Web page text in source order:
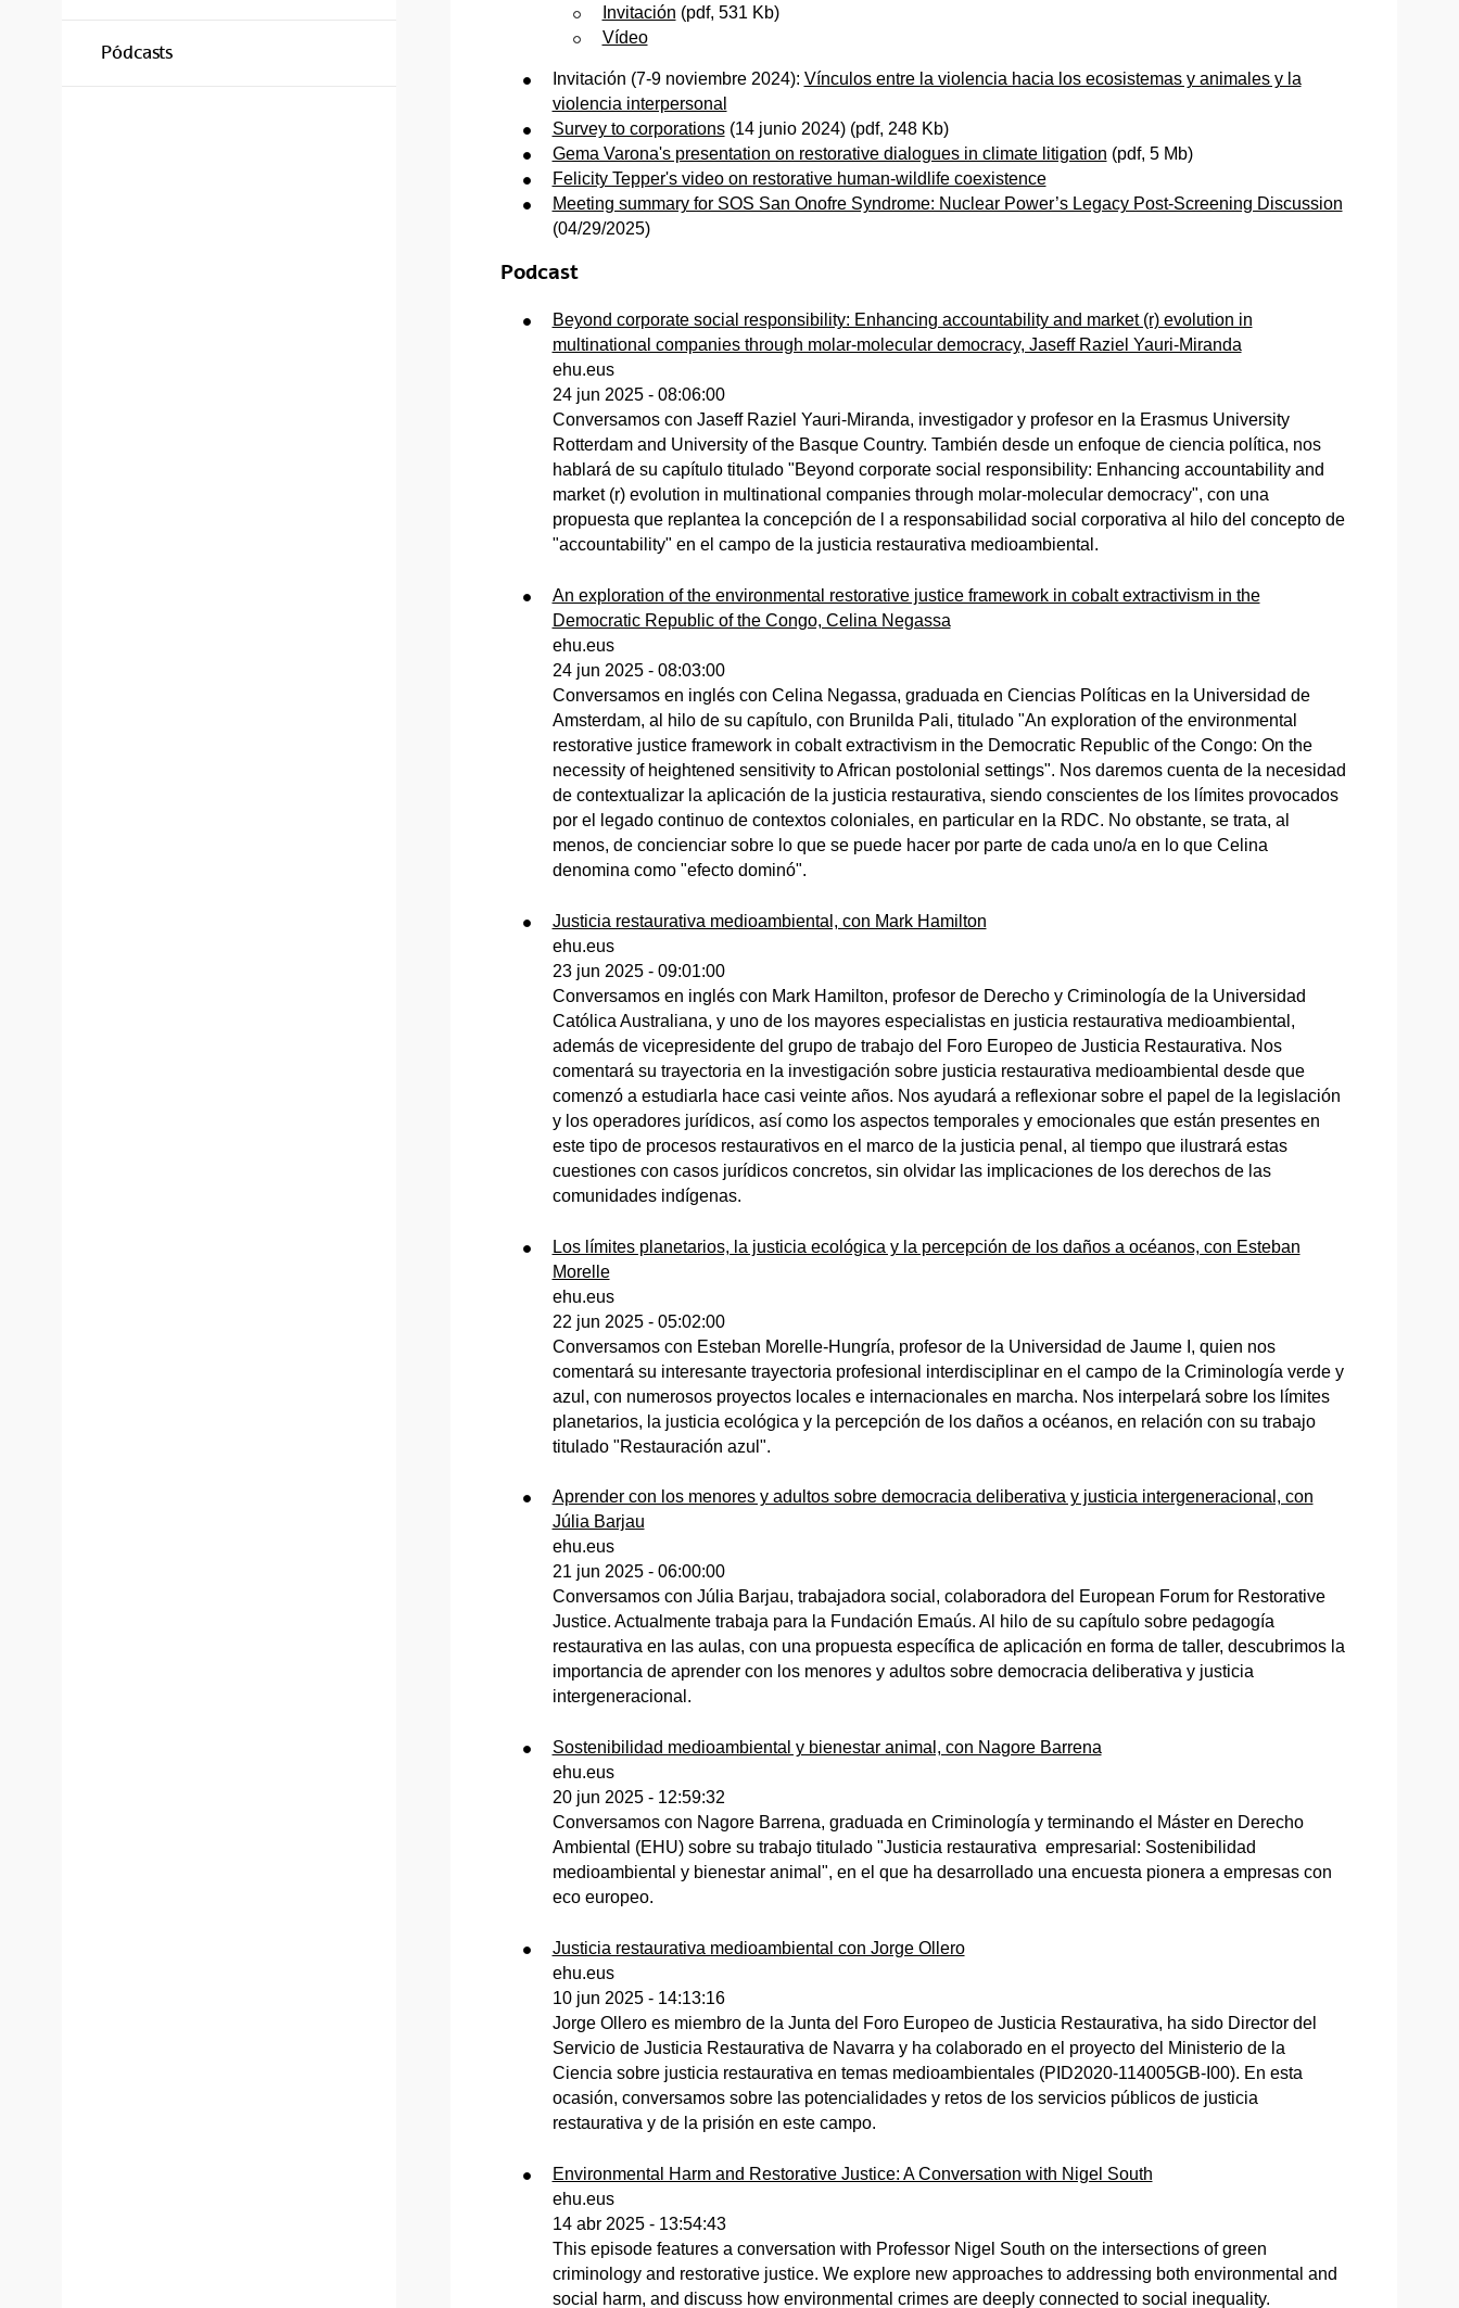
Pódcasts
Invitación (pdf, 531 Kb)
Vídeo
Invitación (7-9 noviembre 2024): Vínculos entre la violencia hacia los ecosistemas y animales y la
violencia interpersonal
Survey to corporations(14 junio 2024) (pdf, 248 Kb)
Gema Varona's presentation on restorative dialogues in climate litigation (pdf, 5 Mb)
Felicity Tepper's video on restorative human-wildlife coexistence
Meeting summary for SOS San Onofre Syndrome: Nuclear Power’s Legacy Post-Screening Discussion
(04/29/2025)
Podcast
Beyond corporate social responsibility: Enhancing accountability and market (r) evolution in
multinational companies through molar-molecular democracy, Jaseff Raziel Yauri-Miranda
ehu.eus
24 jun 2025 - 08:06:00
Conversamos con Jaseff Raziel Yauri-Miranda, investigador y profesor en la Erasmus University
Rotterdam and University of the Basque Country. También desde un enfoque de ciencia política, nos
hablará de su capítulo titulado "Beyond corporate social responsibility: Enhancing accountability and
market (r) evolution in multinational companies through molar-molecular democracy", con una
propuesta que replantea la concepción de l a responsabilidad social corporativa al hilo del concepto de
"accountability" en el campo de la justicia restaurativa medioambiental.
An exploration of the environmental restorative justice framework in cobalt extractivism in the
Democratic Republic of the Congo, Celina Negassa
ehu.eus
24 jun 2025 - 08:03:00
Conversamos en inglés con Celina Negassa, graduada en Ciencias Políticas en la Universidad de
Amsterdam, al hilo de su capítulo, con Brunilda Pali, titulado "An exploration of the environmental
restorative justice framework in cobalt extractivism in the Democratic Republic of the Congo: On the
necessity of heightened sensitivity to African postolonial settings". Nos daremos cuenta de la necesidad
de contextualizar la aplicación de la justicia restaurativa, siendo conscientes de los límites provocados
por el legado continuo de contextos coloniales, en particular en la RDC. No obstante, se trata, al
menos, de concienciar sobre lo que se puede hacer por parte de cada uno/a en lo que Celina
denomina como "efecto dominó".
Justicia restaurativa medioambiental, con Mark Hamilton
ehu.eus
23 jun 2025 - 09:01:00
Conversamos en inglés con Mark Hamilton, profesor de Derecho y Criminología de la Universidad
Católica Australiana, y uno de los mayores especialistas en justicia restaurativa medioambiental,
además de vicepresidente del grupo de trabajo del Foro Europeo de Justicia Restaurativa. Nos
comentará su trayectoria en la investigación sobre justicia restaurativa medioambiental desde que
comenzó a estudiarla hace casi veinte años. Nos ayudará a reflexionar sobre el papel de la legislación
y los operadores jurídicos, así como los aspectos temporales y emocionales que están presentes en
este tipo de procesos restaurativos en el marco de la justicia penal, al tiempo que ilustrará estas
cuestiones con casos jurídicos concretos, sin olvidar las implicaciones de los derechos de las
comunidades indígenas.
Los límites planetarios, la justicia ecológica y la percepción de los daños a océanos, con Esteban
Morelle
ehu.eus
22 jun 2025 - 05:02:00
Conversamos con Esteban Morelle-Hungría, profesor de la Universidad de Jaume I, quien nos
comentará su interesante trayectoria profesional interdisciplinar en el campo de la Criminología verde y
azul, con numerosos proyectos locales e internacionales en marcha. Nos interpelará sobre los límites
planetarios, la justicia ecológica y la percepción de los daños a océanos, en relación con su trabajo
titulado "Restauración azul".
Aprender con los menores y adultos sobre democracia deliberativa y justicia intergeneracional, con
Júlia Barjau
ehu.eus
21 jun 2025 - 06:00:00
Conversamos con Júlia Barjau, trabajadora social, colaboradora del European Forum for Restorative
Justice. Actualmente trabaja para la Fundación Emaús. Al hilo de su capítulo sobre pedagogía
restaurativa en las aulas, con una propuesta específica de aplicación en forma de taller, descubrimos la
importancia de aprender con los menores y adultos sobre democracia deliberativa y justicia
intergeneracional.
Sostenibilidad medioambiental y bienestar animal, con Nagore Barrena
ehu.eus
20 jun 2025 - 12:59:32
Conversamos con Nagore Barrena, graduada en Criminología y terminando el Máster en Derecho
Ambiental (EHU) sobre su trabajo titulado "Justicia restaurativa empresarial: Sostenibilidad
medioambiental y bienestar animal", en el que ha desarrollado una encuesta pionera a empresas con
eco europeo.
Justicia restaurativa medioambiental con Jorge Ollero
ehu.eus
10 jun 2025 - 14:13:16
Jorge Ollero es miembro de la Junta del Foro Europeo de Justicia Restaurativa, ha sido Director del
Servicio de Justicia Restaurativa de Navarra y ha colaborado en el proyecto del Ministerio de la
Ciencia sobre justicia restaurativa en temas medioambientales (PID2020-114005GB-I00). En esta
ocasión, conversamos sobre las potencialidades y retos de los servicios públicos de justicia
restaurativa y de la prisión en este campo.
Environmental Harm and Restorative Justice: A Conversation with Nigel South
ehu.eus
14 abr 2025 - 13:54:43
This episode features a conversation with Professor Nigel South on the intersections of green
criminology and restorative justice. We explore new approaches to addressing both environmental and
social harm, and discuss how environmental crimes are deeply connected to social inequality.